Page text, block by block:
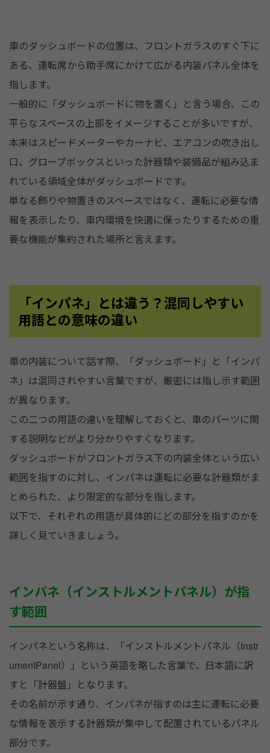
車のダッシュボードの位置は、フロントガラスのすぐ下に
ある、運転席から助手席にかけて広がる内装パネル全体を
指します。
一般的に「ダッシュボードに物を置く」と言う場合、この
平らなスペースの上部をイメージすることが多いですが、
本来はスピードメーターやカーナビ、エアコンの吹き出し
口、グローブボックスといった計器類や装備品が組み込ま
れている領域全体がダッシュボードです。
単なる飾りや物置きのスペースではなく、運転に必要な情
報を表示したり、車内環境を快適に保ったりするための重
要な機能が集約された場所と言えます。
「インパネ」とは違う？混同しやすい
用語との意味の違い
車の内装について話す際、「ダッシュボード」と「インパ
ネ」は混同されやすい言葉ですが、厳密には指し示す範囲
が異なります。
この二つの用語の違いを理解しておくと、車のパーツに関
する説明などがより分かりやすくなります。
ダッシュボードがフロントガラス下の内装全体という広い
範囲を指すのに対し、インパネは運転に必要な計器類がま
とめられた、より限定的な部分を指します。
以下で、それぞれの用語が具体的にどの部分を指すのかを
詳しく見ていきましょう。
インパネ（インストルメントパネル）が指
す範囲
インパネという名称は、「インストルメントパネル（Instr
umentPanel）」という英語を略した言葉で、日本語に訳
すと「計器盤」となります。
その名前が示す通り、インパネが指すのは主に運転に必要
な情報を表示する計器類が集中して配置されているパネル
部分です。